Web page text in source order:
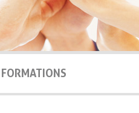
FORMATIONS